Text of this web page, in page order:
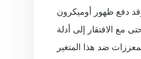
دفع ظهور أوميكرون
مع الافتقار إلى أدلة